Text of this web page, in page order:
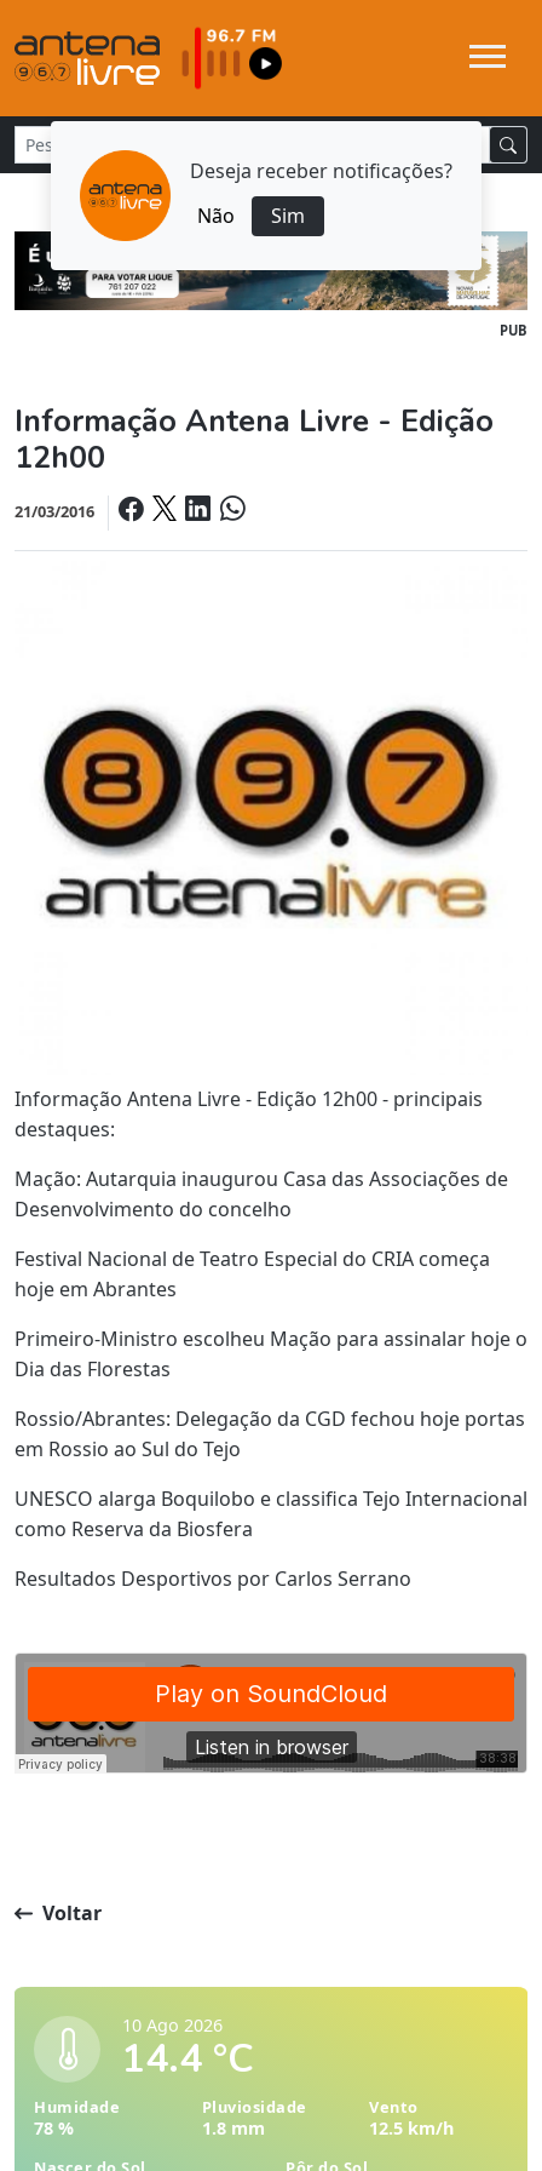
Deseja receber notificações?
Não
Sim
PUB
Informação Antena Livre - Edição
12h00
21/03/2016
Informação Antena Livre - Edição 12h00 - principais
destaques:
Mação: Autarquia inaugurou Casa das Associações de
Desenvolvimento do concelho
Festival Nacional de Teatro Especial do CRIA começa
hoje em Abrantes
Primeiro-Ministro escolheu Mação para assinalar hoje o
Dia das Florestas
Rossio/Abrantes: Delegação da CGD fechou hoje portas
em Rossio ao Sul do Tejo
UNESCO alarga Boquilobo e classifica Tejo Internacional
como Reserva da Biosfera
Resultados Desportivos por Carlos Serrano
Voltar
10 Ago 2026
14.4 °C
Humidade
78 %
Pluviosidade
1.8 mm
Vento
12.5 km/h